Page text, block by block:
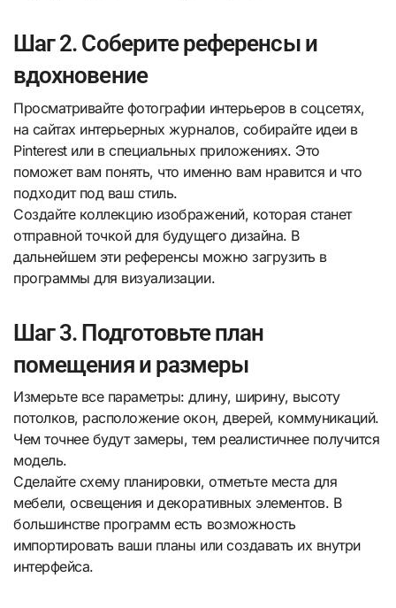
Шаг 2. Соберите референсы и
вдохновение
Просматривайте фотографии интерьеров в соцсетях,
на сайтах интерьерных журналов, собирайте идеи в
Pinterest или в специальных приложениях. Это
поможет вам понять, что именно вам нравится и что
подходит под ваш стиль.
Создайте коллекцию изображений, которая станет
отправной точкой для будущего дизайна. В
дальнейшем эти референсы можно загрузить в
программы для визуализации.
Шаг 3. Подготовьте план
помещения и размеры
Измерьте все параметры: длину, ширину, высоту
потолков, расположение окон, дверей, коммуникаций.
Чем точнее будут замеры, тем реалистичнее получится
модель.
Сделайте схему планировки, отметьте места для
мебели, освещения и декоративных элементов. В
большинстве программ есть возможность
импортировать ваши планы или создавать их внутри
интерфейса.